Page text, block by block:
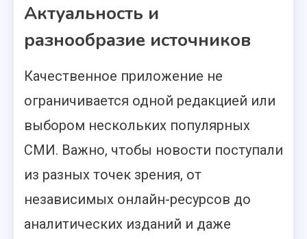
Актуальность и
разнообразие источников
Качественное приложение не
ограничивается одной редакцией или
выбором нескольких популярных
СМИ. Важно, чтобы новости поступали
из разных точек зрения, от
независимых онлайн-ресурсов до
аналитических изданий и даже